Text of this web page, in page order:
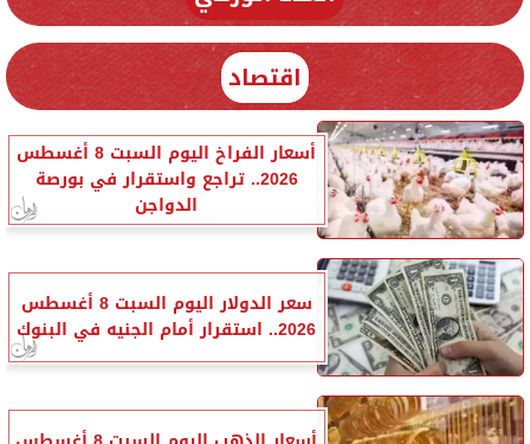
اقتصاد
أسعار الفراخ اليوم السبت 8 أغسطس
2026.. تراجع واستقرار في بورصة
الدواجن
سعر الدولار اليوم السبت 8 أغسطس
2026.. استقرار أمام الجنيه في البنوك